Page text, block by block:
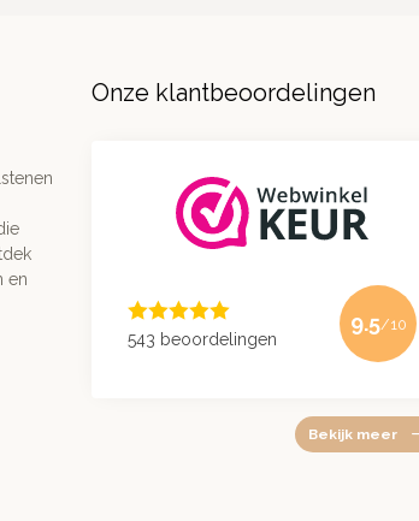
en
Onze klantbeoordelingen
543 beoordelingen
9.5/10
Bekijk meer